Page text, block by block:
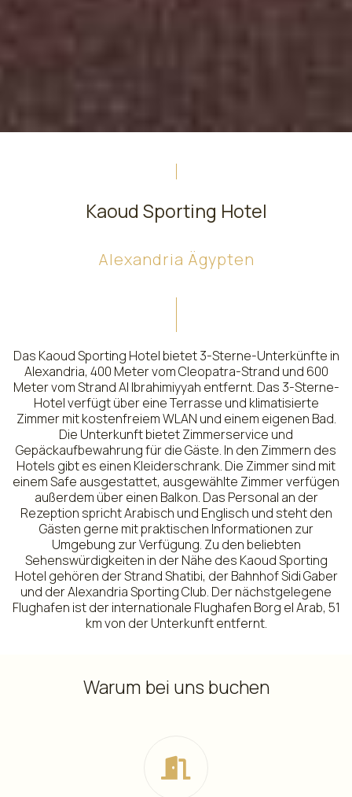
Kaoud Sporting Hotel
Alexandria Ägypten
Das Kaoud Sporting Hotel bietet 3-Sterne-Unterkünfte in
Alexandria, 400 Meter vom Cleopatra-Strand und 600
Meter vom Strand Al Ibrahimiyyah entfernt. Das 3-Sterne-
Hotel verfügt über eine Terrasse und klimatisierte
Zimmer mit kostenfreiem WLAN und einem eigenen Bad.
Die Unterkunft bietet Zimmerservice und
Gepäckaufbewahrung für die Gäste. In den Zimmern des
Hotels gibt es einen Kleiderschrank. Die Zimmer sind mit
einem Safe ausgestattet, ausgewählte Zimmer verfügen
außerdem über einen Balkon. Das Personal an der
Rezeption spricht Arabisch und Englisch und steht den
Gästen gerne mit praktischen Informationen zur
Umgebung zur Verfügung. Zu den beliebten
Sehenswürdigkeiten in der Nähe des Kaoud Sporting
Hotel gehören der Strand Shatibi, der Bahnhof Sidi Gaber
und der Alexandria Sporting Club. Der nächstgelegene
Flughafen ist der internationale Flughafen Borg el Arab, 51
km von der Unterkunft entfernt.
Warum bei uns buchen